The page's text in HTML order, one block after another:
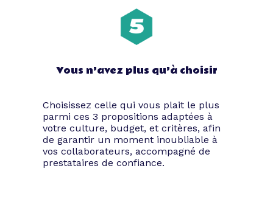
bonne occasion de réunir les employés et
les plus fidèles clients dans un cadre
festif. Cette opportunité s’avère parfaite
pour relater les exploits de l’année
parcouru depuis la naissance de votre
Galas, soirées de lancement de produit,
dîners corporate ou commémorations des
vœux de début d’année sont aussi
d’autres événements que vous pouvez
organiser en passant par Tibby.
Vous n’avez plus qu’à choisir
Choisissez celle qui vous plait le plus
parmi ces 3 propositions adaptées à
votre culture, budget, et critères, afin
de garantir un moment inoubliable à
vos collaborateurs, accompagné de
prestataires de confiance.